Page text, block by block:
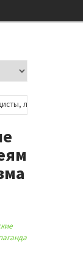
летевшие на отдых
в Париже